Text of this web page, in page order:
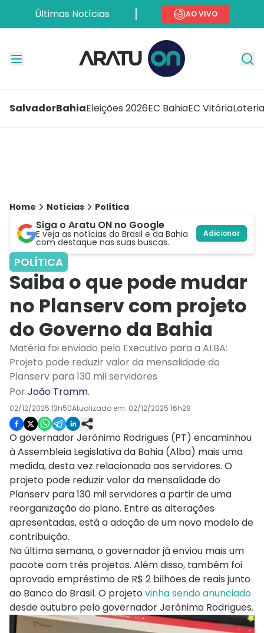
Últimas Notícias AO VIVO
SalvadorBahiaEleições 2026EC BahiaEC Vitória
Home Notícias Política
Siga o Aratu ON no Google
E veja as notícias do Brasil e da Bahia
com destaque nas suas buscas.
Adicionar
POLÍTICA
Saiba o que pode mudar
no Planserv com projeto
do Governo da Bahia
Matéria foi enviado pelo Executivo para a ALBA:
Projeto pode reduzir valor da mensalidade do
Planserv para 130 mil servidores
PorJoão Tramm.
02/12/2025 13h50Atualizado em: 02/12/2025 16h28
O governador Jerônimo Rodrigues (PT) encaminhou
à Assembleia Legislativa da Bahia (Alba) mais uma
medida, desta vez relacionada aos servidores. O
projeto pode reduzir valor da mensalidade do
Planserv para 130 mil servidores a partir de uma
reorganização do plano. Entre as alterações
apresentadas, está a adoção de um novo modelo de
contribuição.
Na última semana, o governador já enviou mais um
pacote com três projetos. Além disso, também foi
aprovado empréstimo de R$ 2 bilhões de reais junto
ao Banco do Brasil. O projeto vinha sendo anunciado
desde outubro pelo governador Jerônimo Rodrigues.